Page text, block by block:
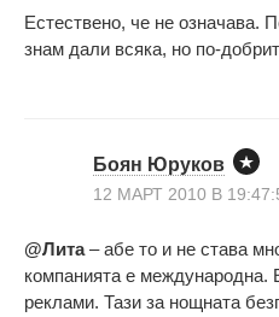
Естествено, че не означава.
знам дали всяка, но по-
Боян Юруков
12 МАРТ 2010 В
@Лита– абе то и не става
компанията е международна.
реклами. Тази за нощната